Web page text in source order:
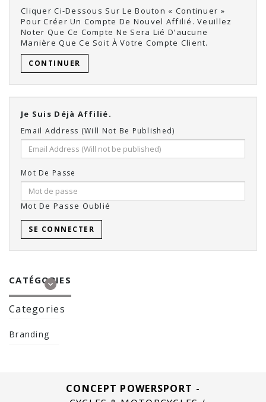
Cliquer Ci-Dessous Sur Le Bouton « Continuer »
Pour Créer Un Compte De Nouvel Affilié. Veuillez
Noter Que Ce Compte Ne Sera Lié D’aucune
Manière Que Ce Soit À Votre Compte Client.
CONTINUER
Je Suis Déjà Affilié.
Email Address (Will Not Be Published)
Mot De Passe
Mot De Passe Oublié
CATÉGORIES
Categories
Branding
CONCEPT POWERSPORT -